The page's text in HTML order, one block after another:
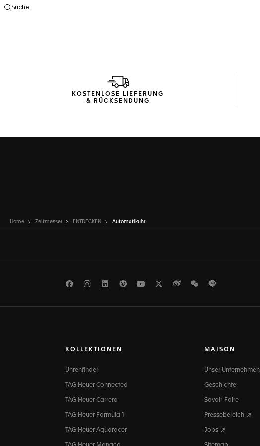
Suche
KOSTENLOSE LIEFERUNG
& RÜCKSENDUNG
Home Zeitmesser ENTDECKEN Automatikuhr
FacebookInstagramLinkedInPinterest
Youtube
TwitterWeiboWeChat
KOLLEKTIONEN
Uhrenfinder
TAG Heuer Connected
TAG Heuer Carrera
TAG Heuer Formula 1
TAG Heuer Aquaracer
MAISON
Unser Unternehmen
Geschichte
Savoir-Faire
Pressebereich
Jobs